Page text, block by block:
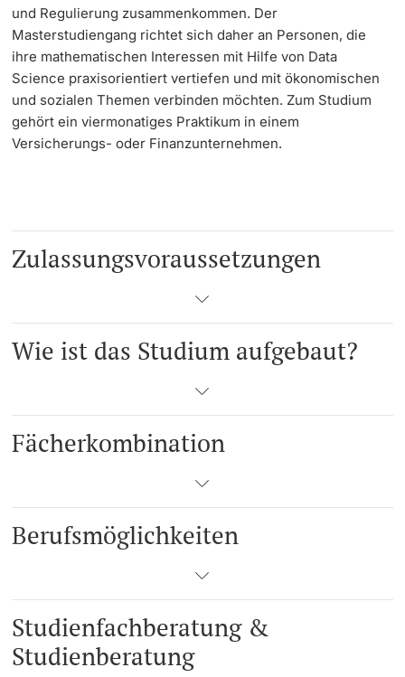
und Regulierung zusammenkommen. Der
Masterstudiengang richtet sich daher an Personen, die
ihre mathematischen Interessen mit Hilfe von Data
Science praxisorientiert vertiefen und mit ökonomischen
und sozialen Themen verbinden möchten. Zum Studium
gehört ein viermonatiges Praktikum in einem
Versicherungs- oder Finanzunternehmen.
Zulassungsvoraussetzungen
Wie ist das Studium aufgebaut?
Fächerkombination
Berufsmöglichkeiten
Studienfachberatung &
Studienberatung